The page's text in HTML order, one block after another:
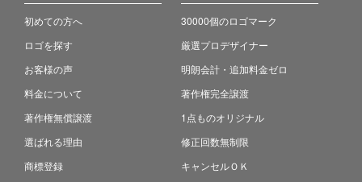
初めての方へ
ロゴを探す
お客様の声
料金について
著作権無償譲渡
選ばれる理由
商標登録
30000個のロゴマーク
厳選プロデザイナー
明朗会計・追加料金ゼロ
著作権完全譲渡
1点ものオリジナル
修正回数無制限
キャンセルＯＫ